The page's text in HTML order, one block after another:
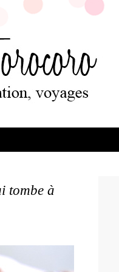
tombe à